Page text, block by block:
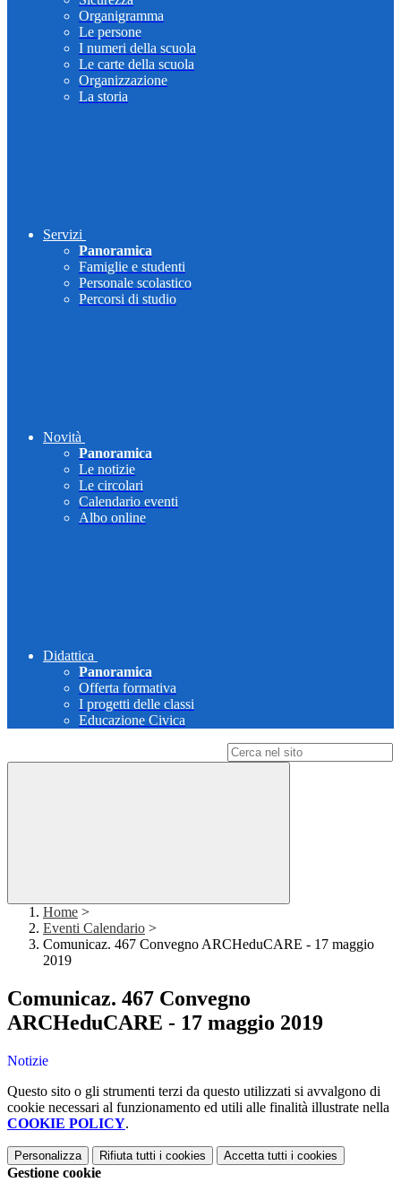
Organigramma
Le persone
I numeri della scuola
Le carte della scuola
Organizzazione
La storia
Servizi
Panoramica
Famiglie e studenti
Personale scolastico
Percorsi di studio
Novità
Panoramica
Le notizie
Le circolari
Calendario eventi
Albo online
Didattica
Panoramica
Offerta formativa
I progetti delle classi
Educazione Civica
Home >
Eventi Calendario >
Comunicaz. 467 Convegno ARCHeduCARE - 17 maggio
2019
Comunicaz. 467 Convegno
ARCHeduCARE - 17 maggio 2019
Notizie
Questo sito o gli strumenti terzi da questo utilizzati si avvalgono di
cookie necessari al funzionamento ed utili alle finalità illustrate nella
COOKIE POLICY.
Personalizza Rifiuta tutti i cookies Accetta tutti i cookies
Gestione cookie